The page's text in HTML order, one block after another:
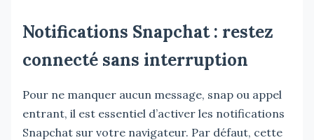
Notifications Snapchat : restez
connecté sans interruption
Pour ne manquer aucun message, snap ou appel
entrant, il est essentiel d’activer les notifications
Snapchat sur votre navigateur. Par défaut, cette